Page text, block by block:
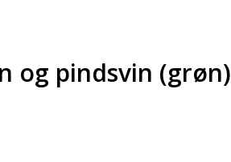
og pindsvin (grøn)